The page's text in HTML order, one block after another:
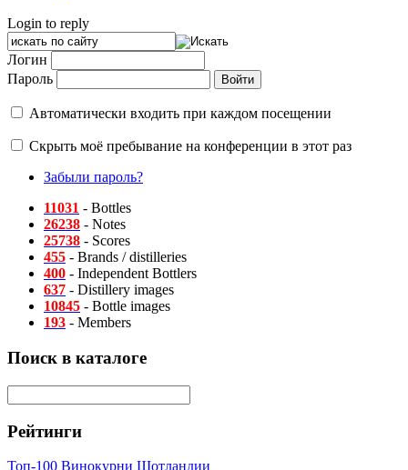
Login to reply
Логин
Пароль
Автоматически входить при каждом посещении
Скрыть моё пребывание на конференции в этот раз
Забыли пароль?
11031 - Bottles
26238 - Notes
25738 - Scores
455 - Brands / distilleries
400 - Independent Bottlers
637 - Distillery images
10845 - Bottle images
193 - Members
Поиск в каталоге
Рейтинги
Топ-100 Винокурни Шотландии